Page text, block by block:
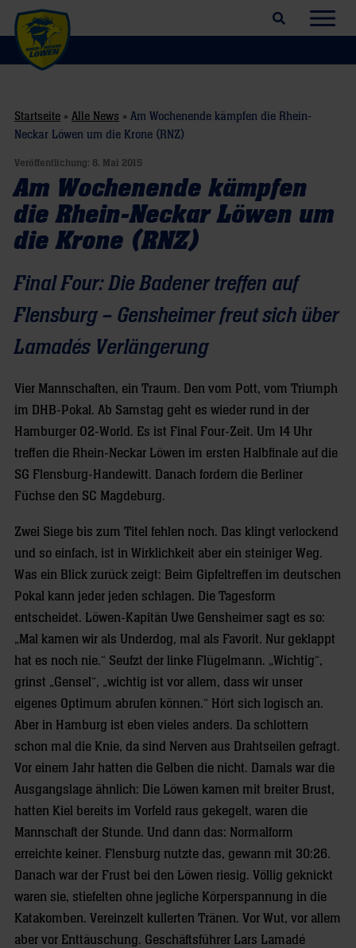
Suchfeld öffnen
Startseite » Alle News » Am Wochenende kämpfen die Rhein-
Neckar Löwen um die Krone (RNZ)
Veröffentlichung: 8. Mai 2015
Am Wochenende kämpfen
die Rhein-Neckar Löwen um
die Krone (RNZ)
Final Four: Die Badener treffen auf
Flensburg – Gensheimer freut sich über
Lamadés Verlängerung
Vier Mannschaften, ein Traum. Den vom Pott, vom Triumph
im DHB-Pokal. Ab Samstag geht es wieder rund in der
Hamburger O2-World. Es ist Final Four-Zeit. Um 14 Uhr
treffen die Rhein-Neckar Löwen im ersten Halbfinale auf die
SG Flensburg-Handewitt. Danach fordern die Berliner
Füchse den SC Magdeburg.
Zwei Siege bis zum Titel fehlen noch. Das klingt verlockend
und so einfach, ist in Wirklichkeit aber ein steiniger Weg.
Was ein Blick zurück zeigt: Beim Gipfeltreffen im deutschen
Pokal kann jeder jeden schlagen. Die Tagesform
entscheidet. Löwen-Kapitän Uwe Gensheimer sagt es so:
„Mal kamen wir als Underdog, mal als Favorit. Nur geklappt
hat es noch nie.“ Seufzt der linke Flügelmann. „Wichtig“,
grinst „Gensel“, „wichtig ist vor allem, dass wir unser
eigenes Optimum abrufen können.“ Hört sich logisch an.
Aber in Hamburg ist eben vieles anders. Da schlottern
schon mal die Knie, da sind Nerven aus Drahtseilen gefragt.
Vor einem Jahr hatten die Gelben die nicht. Damals war die
Ausgangslage ähnlich: Die Löwen kamen mit breiter Brust,
hatten Kiel bereits im Vorfeld raus gekegelt, waren die
Mannschaft der Stunde. Und dann das: Normalform
erreichte keiner. Flensburg nutzte das, gewann mit 30:26.
Danach war der Frust bei den Löwen riesig. Völlig geknickt
waren sie, stiefelten ohne jegliche Körperspannung in die
Katakomben. Vereinzelt kullerten Tränen. Vor Wut, vor allem
aber vor Enttäuschung. Geschäftsführer Lars Lamadé